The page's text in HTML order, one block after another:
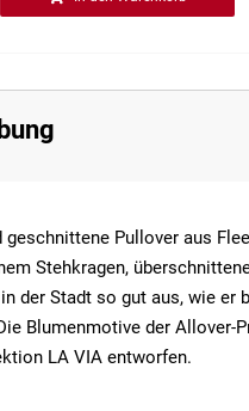
geschnittene Pullover aus
Stehkragen,
der Stadt so gut aus, wie er
Blumenmotive der Allover-
LA VIA entworfen.